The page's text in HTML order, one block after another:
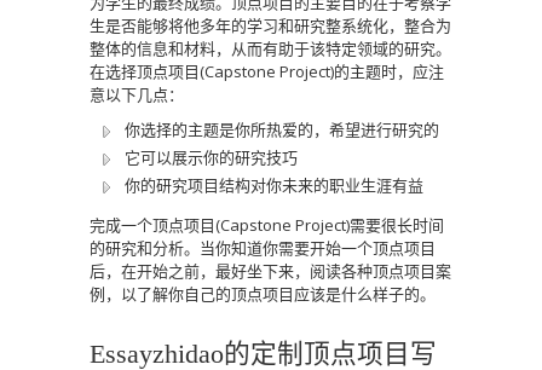
生是否能够将他多年的学习和研究整系统化，整合为
整体的信息和材料，从而有助于该特定领域的研究。
在选择顶点项目(Capstone Project)的主题时，应注
意以下几点：
你选择的主题是你所热爱的，希望进行研究的
它可以展示你的研究技巧
你的研究项目结构对你未来的职业生涯有益
完成一个顶点项目(Capstone Project)需要很长时间
的研究和分析。当你知道你需要开始一个顶点项目
后，在开始之前，最好坐下来，阅读各种顶点项目案
例，以了解你自己的顶点项目应该是什么样子的。
Essayzhidao的定制顶点项目写